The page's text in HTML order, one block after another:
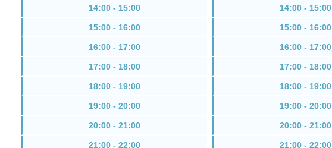
14:00 - 15:00
15:00 - 16:00
16:00 - 17:00
17:00 - 18:00
18:00 - 19:00
19:00 - 20:00
20:00 - 21:00
21:00 - 22:00
14:00 - 15:00
15:00 - 16:00
16:00 - 17:00
17:00 - 18:00
18:00 - 19:00
19:00 - 20:00
20:00 - 21:00
21:00 - 22:00